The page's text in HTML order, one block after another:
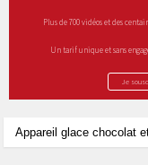
Plus de 700 vidéos et des
Un tarif unique et sans
Je